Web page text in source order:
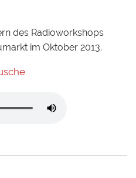
des Radioworkshops
im Oktober 2013.